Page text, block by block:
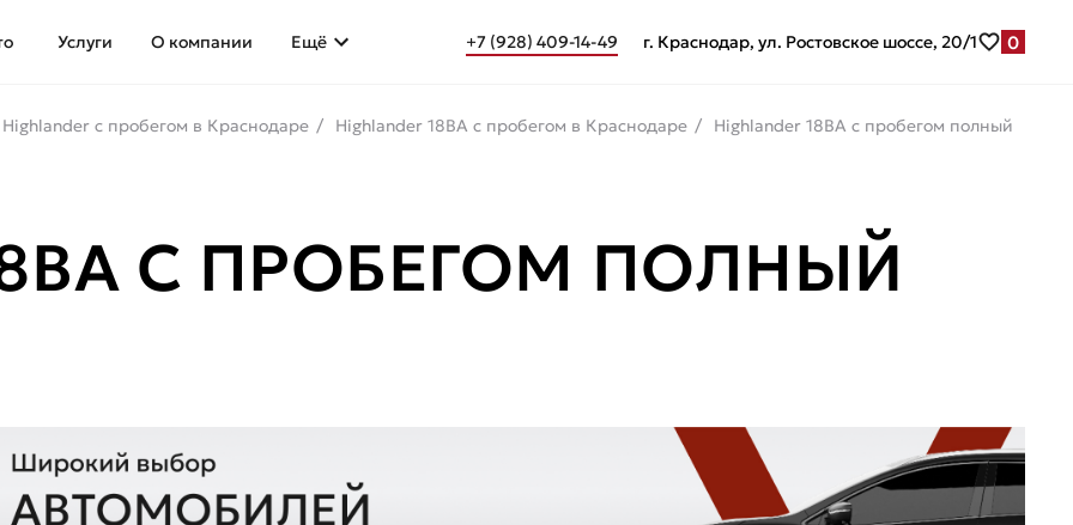
Услуги О компании Ещё +7 (928) 409-14-49 г. Краснодар, ул. Ростовское шоссе, 20/1 0
с пробегом в Краснодаре Highlander 18ВА с пробегом в Краснодаре
Highlander 18ВА с пробегом полный
18ВА С ПРОБЕГОМ ПОЛНЫЙ